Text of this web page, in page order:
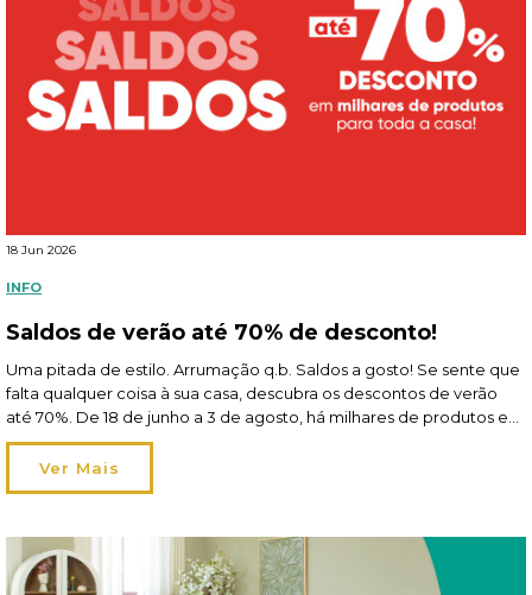
18 Jun 2026
INFO
Saldos de verão até 70% de desconto!
Uma pitada de estilo. Arrumação q.b. Saldos a gosto! Se sente que
falta qualquer coisa à sua casa, descubra os descontos de verão
até 70%. De 18 de junho a 3 de agosto, há milhares de produtos em
saldos à sua espera nas lojas e em homa.pt! Frescos, leves e
irresistíveis Tão frescos como lençóis […]
Ver Mais